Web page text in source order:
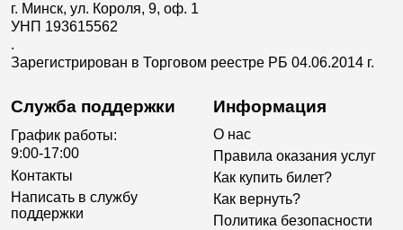
г. Минск, ул. Короля, 9, оф. 1
УНП 193615562
.
Зарегистрирован в Торговом реестре РБ 04.06.2014 г.
Служба поддержки
График работы:
9:00-17:00
Контакты
Написать в службу
поддержки
Информация
О нас
Правила оказания услуг
Как купить билет?
Как вернуть?
Политика безопасности